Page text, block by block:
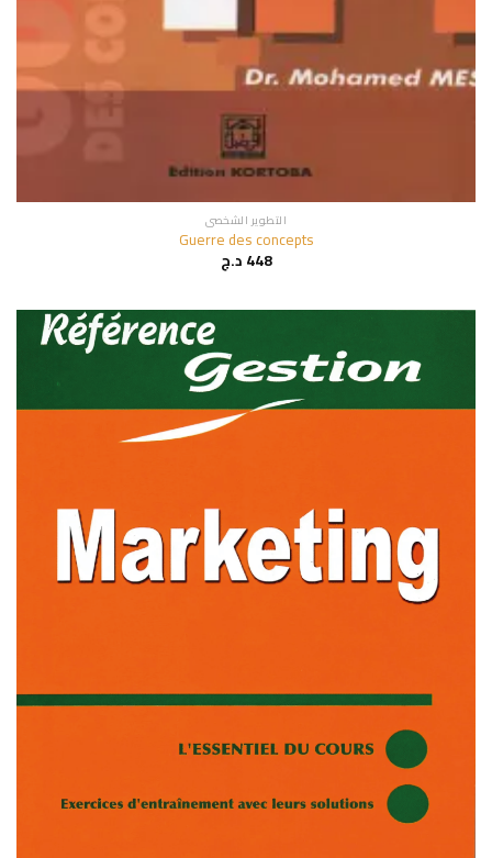
التطوير الشخصي
Guerre des concepts
448د.ج